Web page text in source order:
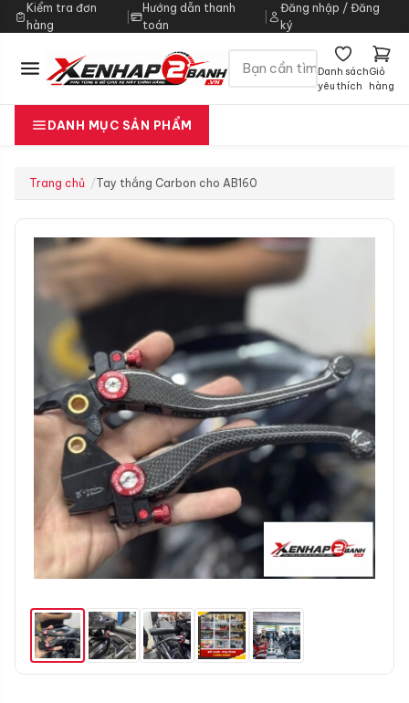
Kiểm tra đơn
hàng
|
Hướng dẫn thanh
toán
Đăng nhập / Đăng
ký
Danh sách
yêu thích
Giỏ
hàng
DANH MỤC SẢN PHẨM
Trang chủ Tay thắng Carbon cho AB160